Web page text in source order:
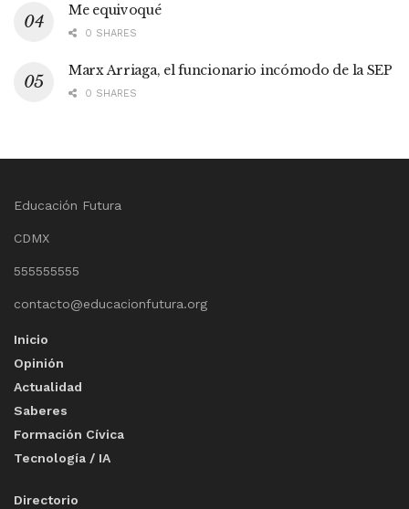
Me equivoqué
0 SHARES
Marx Arriaga, el funcionario incómodo de la SEP
0 SHARES
Educación Futura
CDMX
555555555
contacto@educacionfutura.org
Inicio
Opinión
Actualidad
Saberes
Formación Cívica
Tecnología / IA
Directorio